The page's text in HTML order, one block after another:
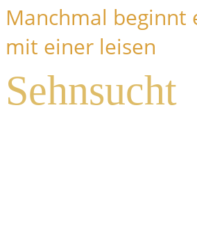
Manchmal beginnt
mit einer leisen
Sehnsucht